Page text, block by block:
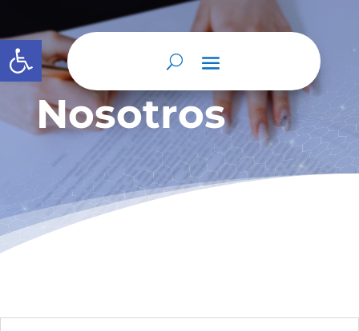
Abrir barra de herramientas
Nosotros